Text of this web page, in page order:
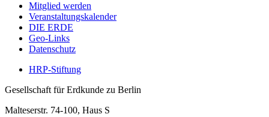
Mitglied werden
Veranstaltungskalender
DIE ERDE
Geo-Links
Datenschutz
HRP-Stiftung
Gesellschaft für Erdkunde zu Berlin
Malteserstr. 74-100, Haus S